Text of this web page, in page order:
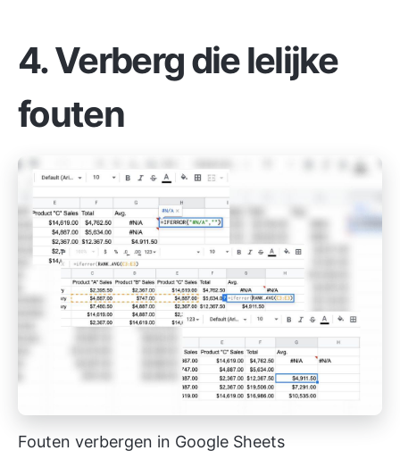
4. Verberg die lelijke
fouten
Fouten verbergen in Google Sheets